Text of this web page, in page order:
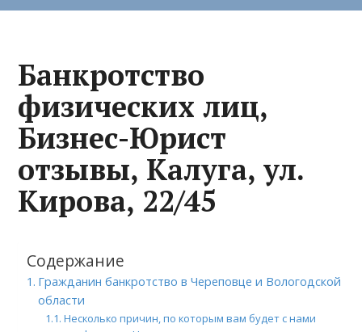
Банкротство
физических лиц,
Бизнес-Юрист
отзывы, Калуга, ул.
Кирова, 22/45
Содержание
Гражданин банкротство в Череповце и Вологодской
области
Несколько причин, по которым вам будет с нами